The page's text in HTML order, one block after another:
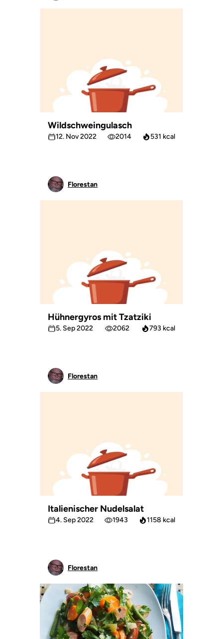
Wildschweingulasch
12. Nov 2022 2014 531 kcal
Florestan
Hühnergyros mit Tzatziki
5. Sep 2022 2062 793 kcal
Florestan
Italienischer Nudelsalat
4. Sep 2022 1943 1158 kcal
Florestan